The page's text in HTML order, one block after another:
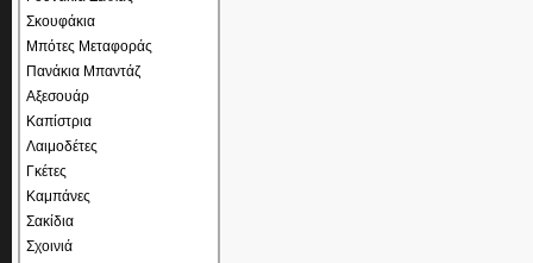
Σκουφάκια
Μπότες Μεταφοράς
Πανάκια Μπαντάζ
Αξεσουάρ
Καπίστρια
Λαιμοδέτες
Γκέτες
Καμπάνες
Σακίδια
Σχοινιά